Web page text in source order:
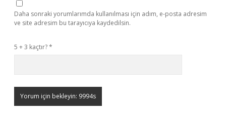
Daha sonraki yorumlarımda kullanılması için adım, e-posta adresim
ve site adresim bu tarayıcıya kaydedilsin.
5 + 3 kaçtır?*